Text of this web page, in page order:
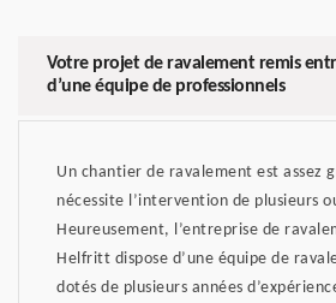
Votre projet de ravalement remis
d’une équipe de professionnels
Un chantier de ravalement est assez
nécessite l’intervention de plusieurs
Heureusement, l’entreprise de
Helfritt dispose d’une équipe de
dotés de plusieurs années